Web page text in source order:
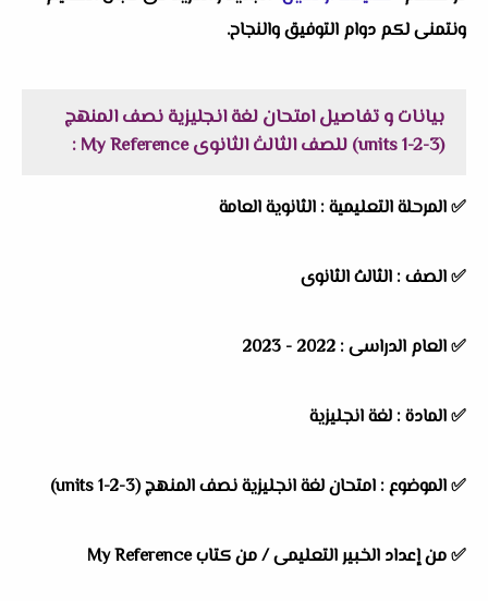
ونتمنى لكم دوام التوفيق والنجاح.
بيانات و تفاصيل امتحان لغة انجليزية نصف المنهج
(units 1-2-3) للصف الثالث الثانوى My Reference :
✅ المرحلة التعليمية : الثانوية العامة
✅ الصف : الثالث الثانوى
✅ العام الدراسى : 2022 - 2023
✅ المادة : لغة انجليزية
✅ الموضوع : امتحان لغة انجليزية نصف المنهج (units 1-2-3)
✅ من إعداد الخبير التعليمى / من كتابMy Reference